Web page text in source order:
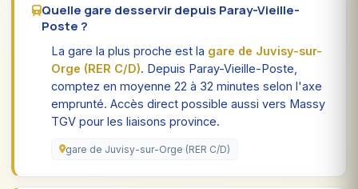
Quelle gare desservir depuis Paray-Vieille-
Poste ?
La gare la plus proche est la gare de Juvisy-sur-
Orge (RER C/D). Depuis Paray-Vieille-Poste,
comptez en moyenne 22 à 32 minutes selon l'axe
emprunté. Accès direct possible aussi vers Massy
TGV pour les liaisons province.
gare de Juvisy-sur-Orge (RER C/D)